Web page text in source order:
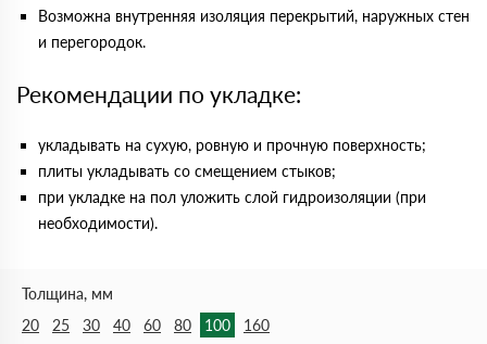
Возможна внутренняя изоляция перекрытий, наружных стен
и перегородок.
Рекомендации по укладке:
укладывать на сухую, ровную и прочную поверхность;
плиты укладывать со смещением стыков;
при укладке на пол уложить слой гидроизоляции (при
необходимости).
Толщина, мм
20
25 30 40 60 80 100 160